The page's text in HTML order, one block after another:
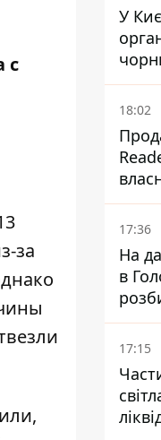
с
за
У
18:02
17:36
На
в
17:15